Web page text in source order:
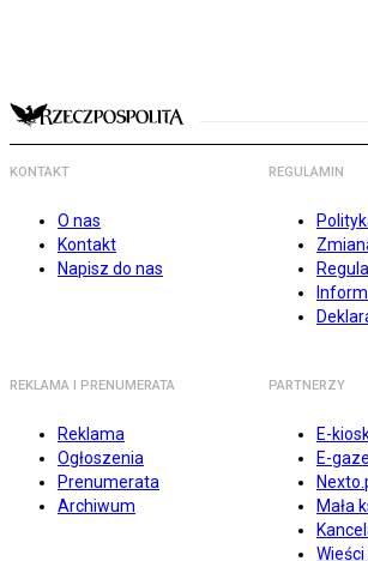
KONTAKT
O nas
Kontakt
Napisz do nas
REGULAMIN
REKLAMA I PRENUMERATA
Reklama
Ogłoszenia
Prenumerata
Archiwum
PARTNERZY
E-
E-
Mała